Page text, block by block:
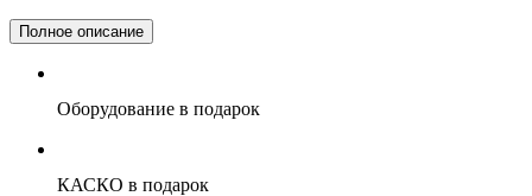
Полное описание
Оборудование в подарок
КАСКО в подарок